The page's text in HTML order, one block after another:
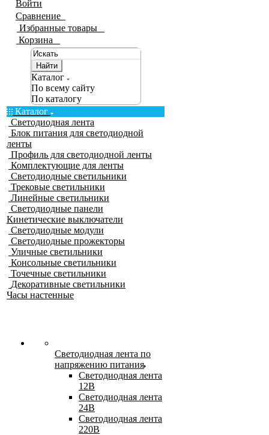
Войти
Сравнение
Избранные товары
Корзина
Найти
Каталог
По всему сайту
По каталогу
Каталог
Светодиодная лента
Блок питания для светодиодной
ленты
Профиль для светодиодной ленты
Комплектующие для ленты
Светодиодные светильники
Трековые светильники
Линейные светильники
Светодиодные панели
Кинетические выключатели
Светодиодные модули
Светодиодные прожекторы
Уличные светильники
Консольные светильники
Точечные светильники
Декоративные светильники
Часы настенные
Светодиодная лента по
напряжению питания
Светодиодная лента
12В
Светодиодная лента
24В
Светодиодная лента
220В